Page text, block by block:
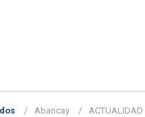
Abancay ACTUALIDAD